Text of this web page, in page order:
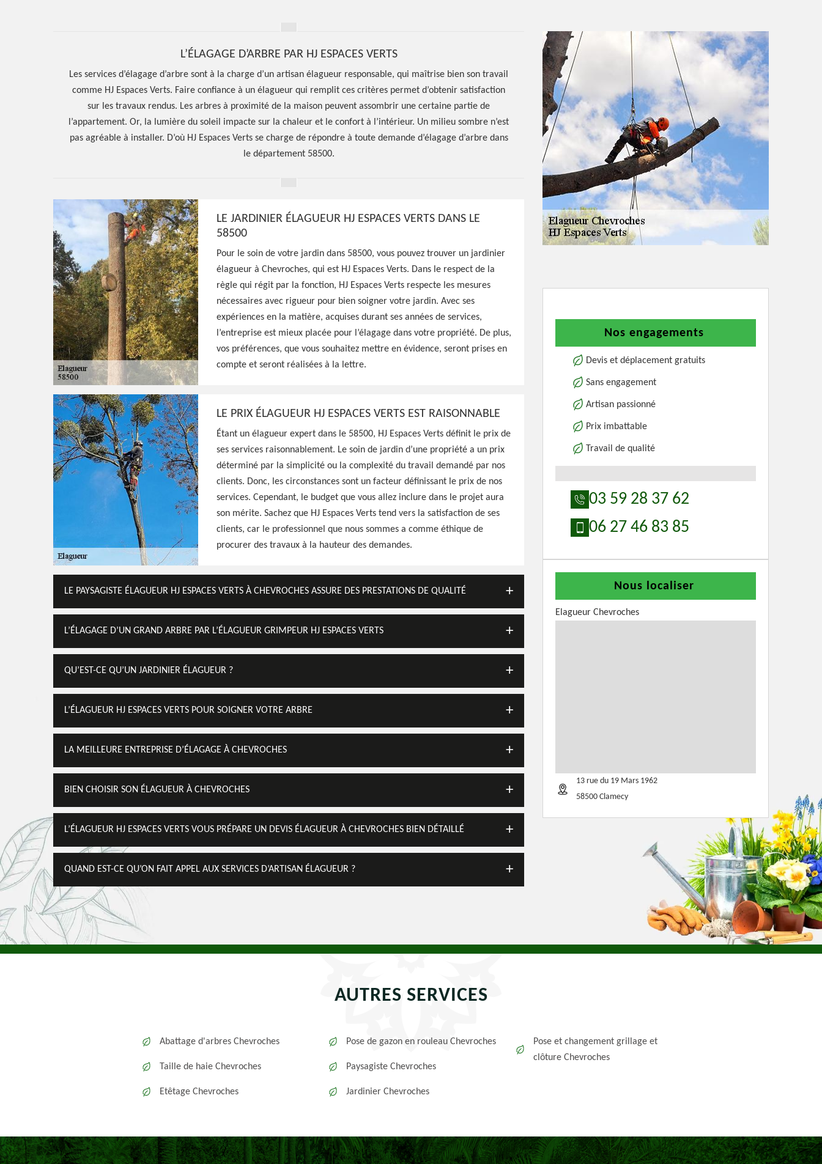
Hoerter Joseph Elagage 58
Artisan élagueur
Chevroches 58500
Elagueur professionnel à Chevroches 58500, HJ Espaces Verts peut
donner une meilleure silhouette et santé à vos arbres en les
élaguant, travaux de qualité et réalisés selon les règles en vigueur
Voir Nos Realisations
L’ÉLAGAGE D’ARBRE PAR HJ ESPACES VERTS
Les services d’élagage d’arbre sont à la charge d’un artisan élagueur responsable, qui maîtrise bien son travail
comme HJ Espaces Verts. Faire confiance à un élagueur qui remplit ces critères permet d’obtenir satisfaction
sur les travaux rendus. Les arbres à proximité de la maison peuvent assombrir une certaine partie de
l’appartement. Or, la lumière du soleil impacte sur la chaleur et le confort à l’intérieur. Un milieu sombre n’est
pas agréable à installer. D’où HJ Espaces Verts se charge de répondre à toute demande d’élagage d’arbre dans
le département 58500.
LE JARDINIER ÉLAGUEUR HJ ESPACES VERTS DANS LE
58500
Pour le soin de votre jardin dans 58500, vous pouvez trouver un jardinier
élagueur à Chevroches, qui est HJ Espaces Verts. Dans le respect de la
règle qui régit par la fonction, HJ Espaces Verts respecte les mesures
nécessaires avec rigueur pour bien soigner votre jardin. Avec ses
expériences en la matière, acquises durant ses années de services,
l’entreprise est mieux placée pour l’élagage dans votre propriété. De plus,
vos préférences, que vous souhaitez mettre en évidence, seront prises en
compte et seront réalisées à la lettre.
LE PRIX ÉLAGUEUR HJ ESPACES VERTS EST RAISONNABLE
Étant un élagueur expert dans le 58500, HJ Espaces Verts définit le prix de
ses services raisonnablement. Le soin de jardin d’une propriété a un prix
déterminé par la simplicité ou la complexité du travail demandé par nos
clients. Donc, les circonstances sont un facteur définissant le prix de nos
services. Cependant, le budget que vous allez inclure dans le projet aura
son mérite. Sachez que HJ Espaces Verts tend vers la satisfaction de ses
clients, car le professionnel que nous sommes a comme éthique de
procurer des travaux à la hauteur des demandes.
LE PAYSAGISTE ÉLAGUEUR HJ ESPACES VERTS À CHEVROCHES ASSURE DES PRESTATIONS DE QUALITÉ
L’ÉLAGAGE D’UN GRAND ARBRE PAR L’ÉLAGUEUR GRIMPEUR HJ ESPACES VERTS
QU’EST-CE QU’UN JARDINIER ÉLAGUEUR ?
L’ÉLAGUEUR HJ ESPACES VERTS POUR SOIGNER VOTRE ARBRE
LA MEILLEURE ENTREPRISE D’ÉLAGAGE À CHEVROCHES
BIEN CHOISIR SON ÉLAGUEUR À CHEVROCHES
L’ÉLAGUEUR HJ ESPACES VERTS VOUS PRÉPARE UN DEVIS ÉLAGUEUR À CHEVROCHES BIEN DÉTAILLÉ
QUAND EST-CE QU’ON FAIT APPEL AUX SERVICES D’ARTISAN ÉLAGUEUR ?
Nos engagements
Devis et déplacement gratuits
Sans engagement
Artisan passionné
Prix imbattable
Travail de qualité
03 59 28 37 62
06 27 46 83 85
Nous localiser
Elagueur Chevroches
13 rue du 19 Mars 1962
58500 Clamecy
AUTRES SERVICES
Abattage d'arbres Chevroches
Taille de haie Chevroches
Etêtage Chevroches
Pose de gazon en rouleau Chevroches
Paysagiste Chevroches
Jardinier Chevroches
Pose et changement grillage et
clôture Chevroches